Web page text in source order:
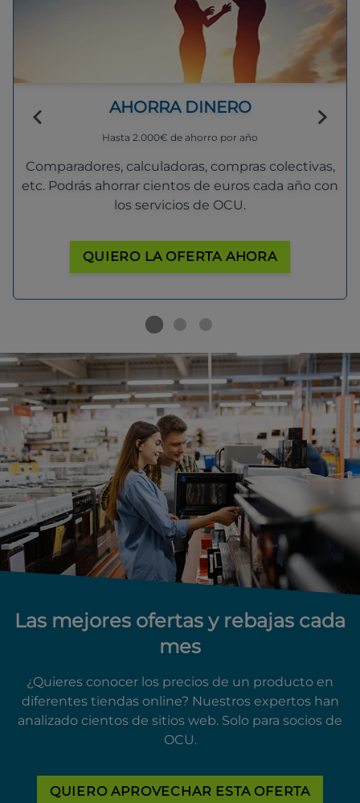
AHORRA DINERO
Hasta 2.000€ de ahorro por año
Comparadores, calculadoras, compras colectivas,
etc. Podrás ahorrar cientos de euros cada año con
los servicios de OCU.
QUIERO LA OFERTA AHORA
Las mejores ofertas y rebajas cada
mes
¿Quieres conocer los precios de un producto en
diferentes tiendas online? Nuestros expertos han
analizado cientos de sitios web. Solo para socios de
OCU.
QUIERO APROVECHAR ESTA OFERTA